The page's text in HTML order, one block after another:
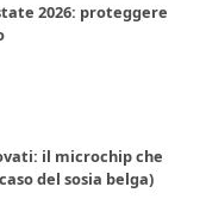
2026: proteggere
il microchip che
del sosia belga)